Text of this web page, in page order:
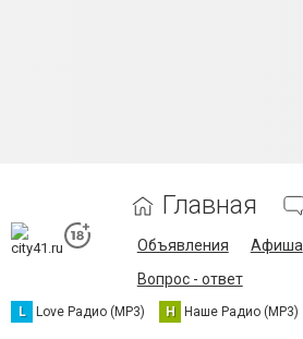
Главная
Объявления Афиша
Вопрос - ответ
L Love Радио (MP3) Н Наше Радио (MP3)